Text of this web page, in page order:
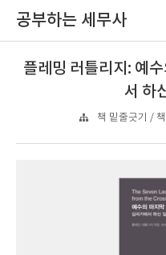
공부하는 세무사
플레밍 러틀리지: 예
서 하
책 밑줄긋기 /